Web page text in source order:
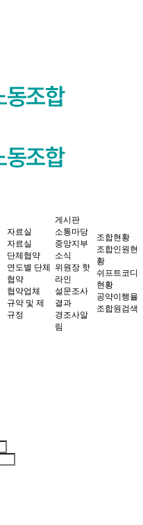
자료실
자료실
단체협약
연도별 단체
협약
협약업체
규약 및 제
규정
게시판
소통마당
중앙지부
소식
위원장 핫
라인
설문조사
결과
경조사알
림
조합현황
조합인원현
황
쉬프트코디
현황
공약이행율
조합원검색